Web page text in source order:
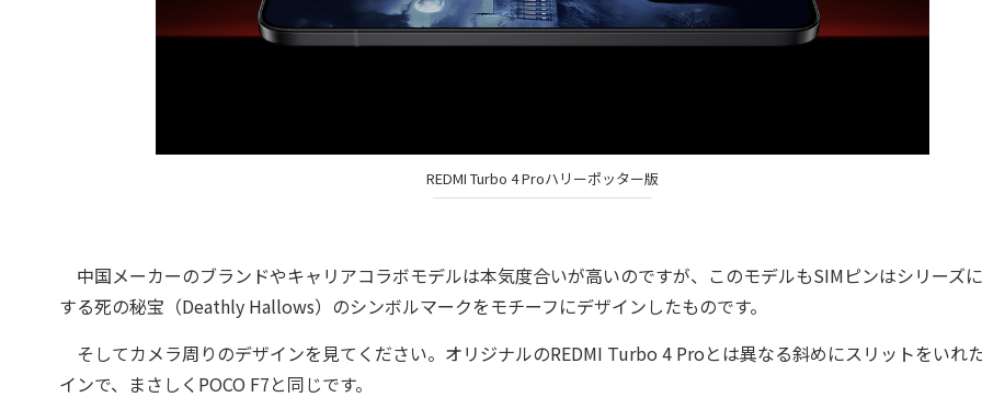
REDMI Turbo 4 Proハリーポッター版
中国メーカーのブランドやキャリアコラボモデルは本気度合いが高いのですが、このモデルもSIMピンはシリーズ
する死の秘宝（Deathly Hallows）のシンボルマークをモチーフにデザインしたものです。
そしてカメラ周りのデザインを見てください。オリジナルのREDMI Turbo 4 Proとは異なる斜めにスリットをいれ
インで、まさしくPOCO F7と同じです。